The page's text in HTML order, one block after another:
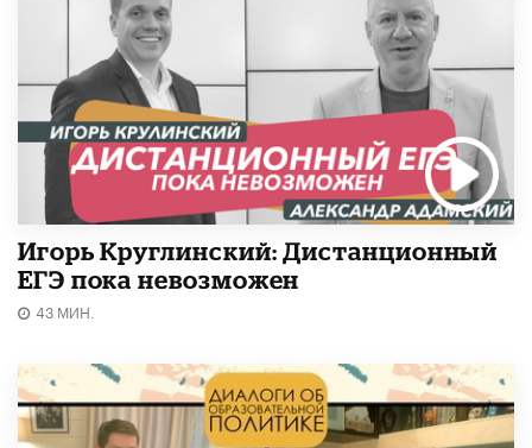
Игорь Круглинский: Дистанционный
ЕГЭ пока невозможен
43 МИН.